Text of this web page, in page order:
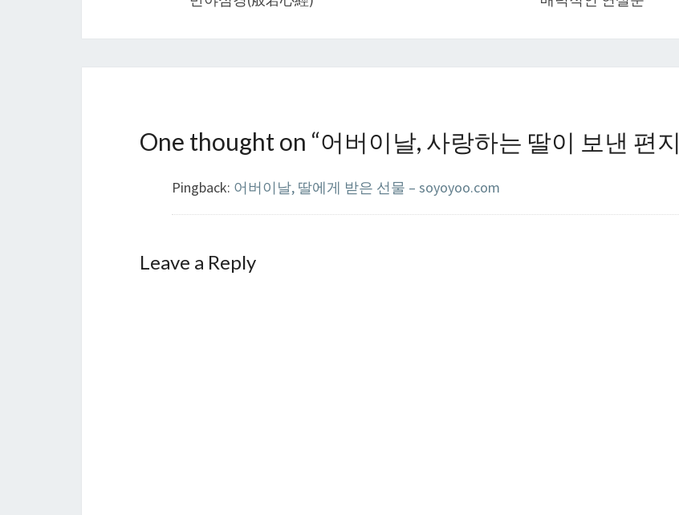
One thought on “어버이날, 사랑하는 딸이 보낸 편지
Pingback: 어버이날, 딸에게 받은 선물 – soyoyoo.com
Leave a Reply